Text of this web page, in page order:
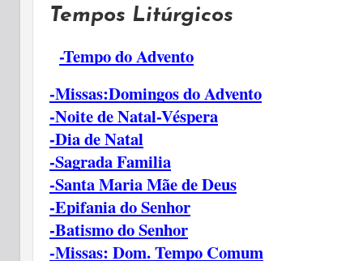
Tempos Litúrgicos
-Tempo do Advento
-Missas:Domingos do Advento
-Noite de Natal-Véspera
-Dia de Natal
-Sagrada Familia
-Santa Maria Mãe de Deus
-Epifania do Senhor
-Batismo do Senhor
-Missas: Dom. Tempo Comum